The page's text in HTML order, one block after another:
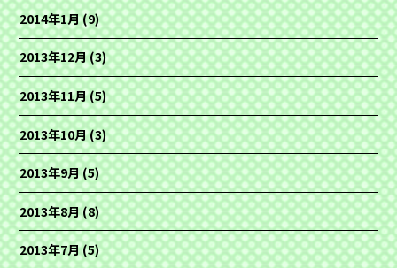
2014年1月(9)
2013年12月(3)
2013年11月(5)
2013年10月(3)
2013年9月(5)
2013年8月(8)
2013年7月(5)